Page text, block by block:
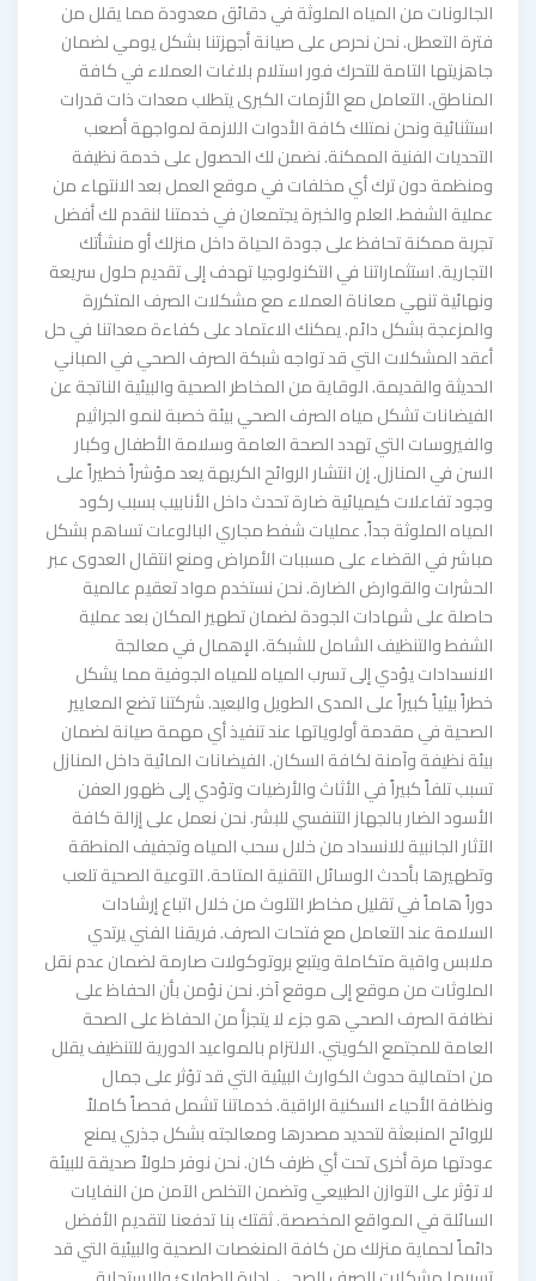
الجالونات من المياه الملوثة في دقائق معدودة مما يقلل من
فترة التعطل. نحن نحرص على صيانة أجهزتنا بشكل يومي لضمان
جاهزيتها التامة للتحرك فور استلام بلاغات العملاء في كافة
المناطق. التعامل مع الأزمات الكبرى يتطلب معدات ذات قدرات
استثنائية ونحن نمتلك كافة الأدوات اللازمة لمواجهة أصعب
التحديات الفنية الممكنة. نضمن لك الحصول على خدمة نظيفة
ومنظمة دون ترك أي مخلفات في موقع العمل بعد الانتهاء من
عملية الشفط. العلم والخبرة يجتمعان في خدمتنا لنقدم لك أفضل
تجربة ممكنة تحافظ على جودة الحياة داخل منزلك أو منشأتك
التجارية. استثماراتنا في التكنولوجيا تهدف إلى تقديم حلول سريعة
ونهائية تنهي معاناة العملاء مع مشكلات الصرف المتكررة
والمزعجة بشكل دائم. يمكنك الاعتماد على كفاءة معداتنا في حل
أعقد المشكلات التي قد تواجه شبكة الصرف الصحي في المباني
الحديثة والقديمة. الوقاية من المخاطر الصحية والبيئية الناتجة عن
الفيضانات تشكل مياه الصرف الصحي بيئة خصبة لنمو الجراثيم
والفيروسات التي تهدد الصحة العامة وسلامة الأطفال وكبار
السن في المنازل. إن انتشار الروائح الكريهة يعد مؤشراً خطيراً على
وجود تفاعلات كيميائية ضارة تحدث داخل الأنابيب بسبب ركود
المياه الملوثة جداً. عمليات شفط مجاري البالوعات تساهم بشكل
مباشر في القضاء على مسببات الأمراض ومنع انتقال العدوى عبر
الحشرات والقوارض الضارة. نحن نستخدم مواد تعقيم عالمية
حاصلة على شهادات الجودة لضمان تطهير المكان بعد عملية
الشفط والتنظيف الشامل للشبكة. الإهمال في معالجة
الانسدادات يؤدي إلى تسرب المياه للمياه الجوفية مما يشكل
خطراً بيئياً كبيراً على المدى الطويل والبعيد. شركتنا تضع المعايير
الصحية في مقدمة أولوياتها عند تنفيذ أي مهمة صيانة لضمان
بيئة نظيفة وآمنة لكافة السكان. الفيضانات المائية داخل المنازل
تسبب تلفاً كبيراً في الأثاث والأرضيات وتؤدي إلى ظهور العفن
الأسود الضار بالجهاز التنفسي للبشر. نحن نعمل على إزالة كافة
الآثار الجانبية للانسداد من خلال سحب المياه وتجفيف المنطقة
وتطهيرها بأحدث الوسائل التقنية المتاحة. التوعية الصحية تلعب
دوراً هاماً في تقليل مخاطر التلوث من خلال اتباع إرشادات
السلامة عند التعامل مع فتحات الصرف. فريقنا الفني يرتدي
ملابس واقية متكاملة ويتبع بروتوكولات صارمة لضمان عدم نقل
الملوثات من موقع إلى موقع آخر. نحن نؤمن بأن الحفاظ على
نظافة الصرف الصحي هو جزء لا يتجزأ من الحفاظ على الصحة
العامة للمجتمع الكويتي. الالتزام بالمواعيد الدورية للتنظيف يقلل
من احتمالية حدوث الكوارث البيئية التي قد تؤثر على جمال
ونظافة الأحياء السكنية الراقية. خدماتنا تشمل فحصاً كاملاً
للروائح المنبعثة لتحديد مصدرها ومعالجته بشكل جذري يمنع
عودتها مرة أخرى تحت أي ظرف كان. نحن نوفر حلولاً صديقة للبيئة
لا تؤثر على التوازن الطبيعي وتضمن التخلص الآمن من النفايات
السائلة في المواقع المخصصة. ثقتك بنا تدفعنا لتقديم الأفضل
دائماً لحماية منزلك من كافة المنغصات الصحية والبيئية التي قد